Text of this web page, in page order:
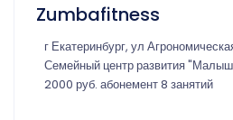
Zumbafitness
г Екатеринбург, ул
Семейный центр развития
2000 руб. абонемент 8 занятий